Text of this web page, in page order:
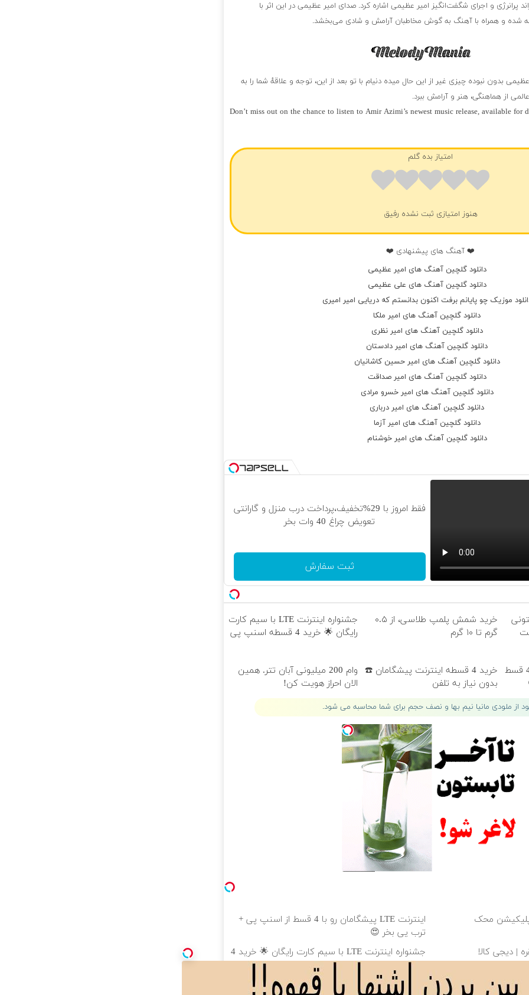
پرانرژی و اجرای شگفت‌انگیز امیر عظیمی اشاره کرد. صدای امیر عظیمی در این اثر با
شده و همراه با آهنگ به گوش مخاطبان آرامش و شادی می‌بخشد.
بدون نبوده چیزی غیر از این حال میده دنیام با تو بعد از این، توجه و علاقهٔ شما را به
از هماهنگی، هنر و آرامش ببرد.
Don’t miss out on the chance to listen to Amir Azimi’s newest music release, available for
امتیاز بده گلم
هنوز امتیازی ثبت نشده رفیق
❤️ آهنگ های پیشنهادی ❤️
دانلود گلچین آهنگ های امیر عظیمی
دانلود گلچین آهنگ های علی عظیمی
موزیک چو پایانم برفت اکنون بدانستم که دریایی امیر امیری
دانلود گلچین آهنگ های امیر ملکا
دانلود گلچین آهنگ های امیر نظری
دانلود گلچین آهنگ های امیر دادستان
دانلود گلچین آهنگ های امیر حسین کاشانیان
دانلود گلچین آهنگ های امیر صداقت
دانلود گلچین آهنگ های امیر خسرو مرادی
دانلود گلچین آهنگ های امیر درباری
دانلود گلچین آهنگ های امیر آزما
دانلود گلچین آهنگ های امیر خوشنام
فقط امروز با 29%تخفیف،پرداخت درب منزل و گارانتی
تعویض چراغ 40 وات بخر
ثبت سفارش
خرید شمش پلمپ طلاسی، از ۰.۵
گرم تا ۱۰ گرم
جشنواره اینترنت LTE با سیم کارت
رایگان 🌟 خرید 4 قسطه اسنپ پی
اینترنت LTE پیشگامان رو با 4 قسط
خرید 4 قسطه اینترنت پیشگامان ☎️
بدون نیاز به تلفن
وام 200 میلیونی آبان تتر. همین
الان احراز هویت کن!
از ملودی مانیا نیم بها و نصف حجم برای شما محاسبه می شود.
محک
اینترنت LTE پیشگامان رو با 4 قسط از اسنپ پی +
ترب پی بخر 😍
| دیجی کالا
جشنواره اینترنت LTE با سیم کارت رایگان 🌟 خرید 4
قسطه اسنپ پی
دیجی کالا
این ثبت نام یه کمک به بچه های سرطانیه..